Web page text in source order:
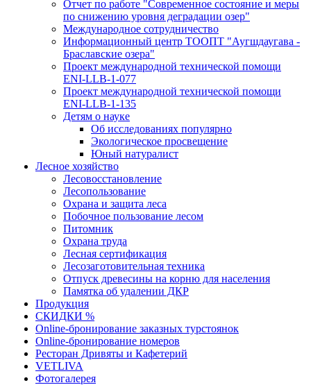
Отчет по работе "Современное состояние и меры
по снижению уровня деградации озер"
Международное сотрудничество
Информационный центр ТООПТ "Аугшдаугава -
Браславские озера"
Проект международной технической помощи
ENI-LLB-1-077
Проект международной технической помощи
ENI-LLB-1-135
Детям о науке
Об исследованиях популярно
Экологическое просвещение
Юный натуралист
Лесное хозяйство
Лесовосстановление
Лесопользование
Охрана и защита леса
Побочное пользование лесом
Питомник
Охрана труда
Лесная сертификация
Лесозаготовительная техника
Отпуск древесины на корню для населения
Памятка об удалении ДКР
Продукция
СКИДКИ %
Оnline-бронирование заказных турстоянок
Оnline-бронирование номеров
Ресторан Дривяты и Кафетерий
VETLIVA
Фотогалерея